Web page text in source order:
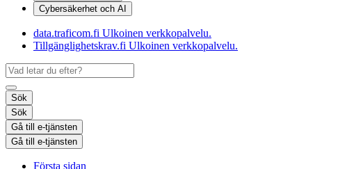
Cybersäkerhet och AI
data.traficom.fi Ulkoinen verkkopalvelu.
Tillgänglighetskrav.fi Ulkoinen verkkopalvelu.
Sök
Sök
Gå till e-tjänsten
Gå till e-tjänsten
Första sidan